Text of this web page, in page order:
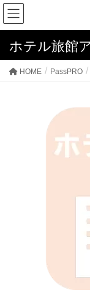
ホテル旅館
HOME PassPRO